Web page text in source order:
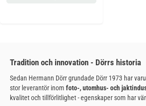
Tradition och innovation - Dörrs historia
Sedan Hermann Dörr grundade Dörr 1973 har
stor leverantör inom foto-, utomhus- och
kvalitet och tillförlitlighet - egenskaper som har